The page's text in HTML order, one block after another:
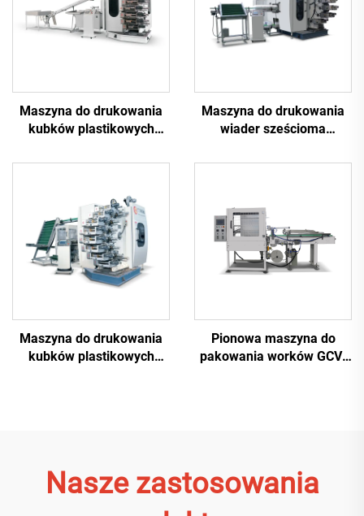
Maszyna do drukowania
kubków plastikowych
Maszyna do drukowania
wiader sześcioma
Maszyna do drukowania
kubków plastikowych
Pionowa maszyna do
pakowania worków GCV-
Nasze zastosowania